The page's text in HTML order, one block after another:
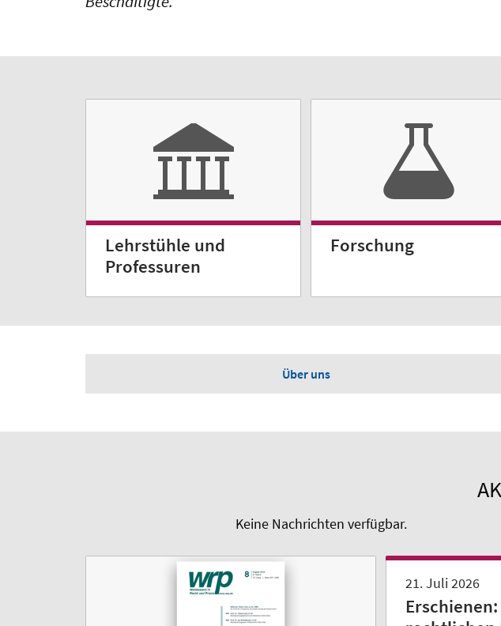
Lehrstühle und
Professuren
Forschung
Über uns
Keine Nachrichten verfügbar.
21. Juli 2026